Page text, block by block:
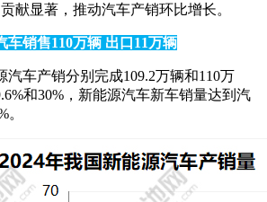
献显著，推动汽车产销环比增长。
车销售110万辆 出口11万辆
汽车产销分别完成109.2万辆和110万
和30%，新能源汽车新车销量达到汽